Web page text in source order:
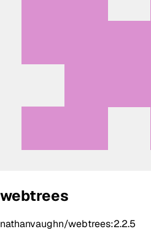
webtrees
nathanvaughn/webtrees:2.2.5